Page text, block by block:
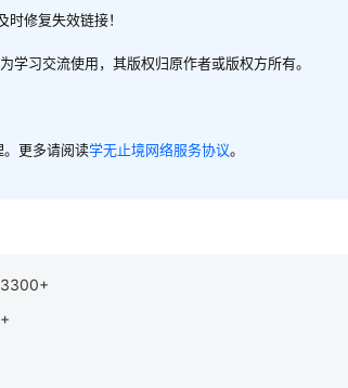
修复失效链接！
习交流使用，其版权归原作者或版权方所有。
更多请阅读学无止境网络服务协议。
3300+